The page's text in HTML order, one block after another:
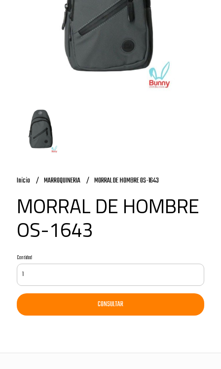
Inicio MARROQUINERIA MORRAL DE HOMBRE OS-1643
MORRAL DE HOMBRE
OS-1643
Cantidad
CONSULTAR